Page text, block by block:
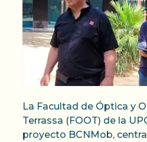
La Facultad de Óptica y
Terrassa (FOOT) de la
proyecto BCNMob,